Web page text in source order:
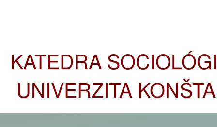
KATEDRA
UNIVERZITA